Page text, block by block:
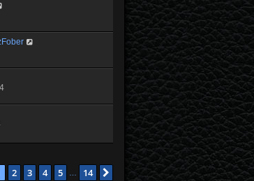
1 z14
2 3 4 5 14 Następna